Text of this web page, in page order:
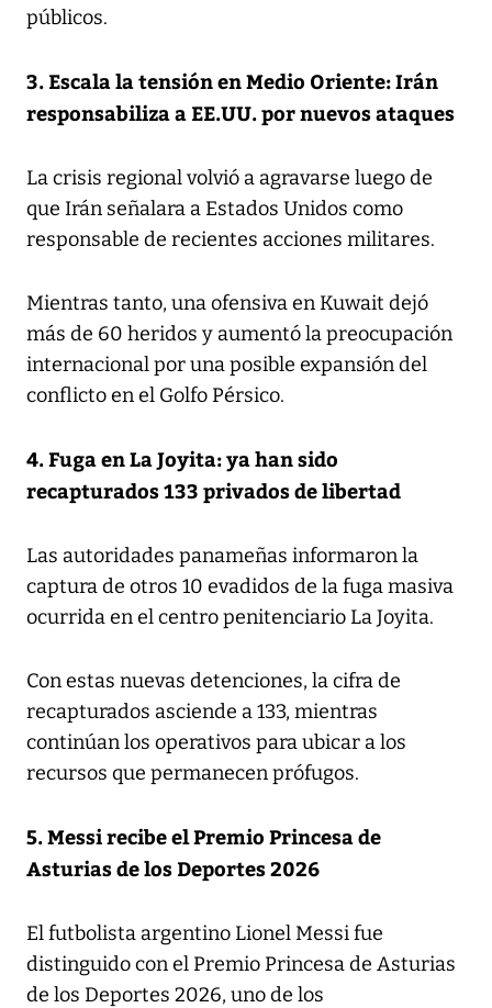
públicos.
3. Escala la tensión en Medio Oriente: Irán
responsabiliza a EE.UU. por nuevos ataques
La crisis regional volvió a agravarse luego de
que Irán señalara a Estados Unidos como
responsable de recientes acciones militares.
Mientras tanto, una ofensiva en Kuwait dejó
más de 60 heridos y aumentó la preocupación
internacional por una posible expansión del
conflicto en el Golfo Pérsico.
4. Fuga en La Joyita: ya han sido
recapturados 133 privados de libertad
Las autoridades panameñas informaron la
captura de otros 10 evadidos de la fuga masiva
ocurrida en el centro penitenciario La Joyita.
Con estas nuevas detenciones, la cifra de
recapturados asciende a 133, mientras
continúan los operativos para ubicar a los
recursos que permanecen prófugos.
5. Messi recibe el Premio Princesa de
Asturias de los Deportes 2026
El futbolista argentino Lionel Messi fue
distinguido con el Premio Princesa de Asturias
de los Deportes 2026, uno de los